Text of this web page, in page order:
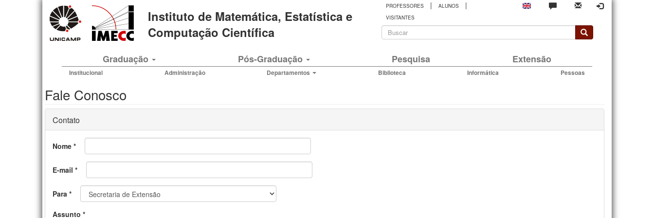
Instituto de Matemática, Estatística e
Computação Científica
PROFESSORES | ALUNOS |
VISITANTES
Formulário
busca
Graduação Pós-Graduação Pesquisa Extensão
Institucional Administração Departamentos Biblioteca Informática Pessoas
Fale Conosco
Contato
Nome *
E-mail *
Para *
Assunto *